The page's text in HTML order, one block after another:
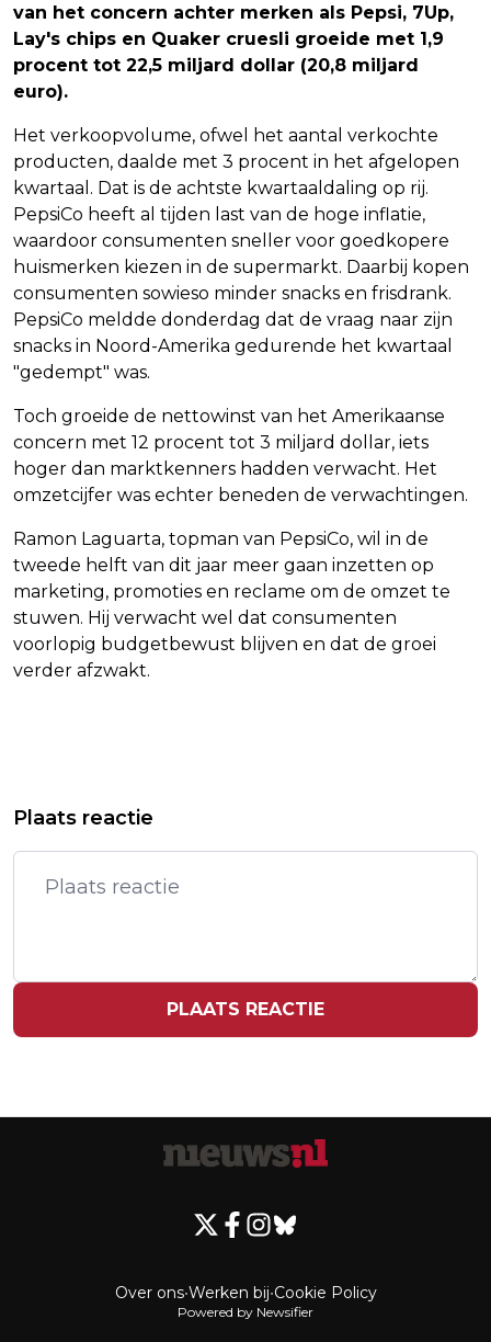
van het concern achter merken als Pepsi, 7Up,
Lay's chips en Quaker cruesli groeide met 1,9
procent tot 22,5 miljard dollar (20,8 miljard
euro).
Het verkoopvolume, ofwel het aantal verkochte
producten, daalde met 3 procent in het afgelopen
kwartaal. Dat is de achtste kwartaaldaling op rij.
PepsiCo heeft al tijden last van de hoge inflatie,
waardoor consumenten sneller voor goedkopere
huismerken kiezen in de supermarkt. Daarbij kopen
consumenten sowieso minder snacks en frisdrank.
PepsiCo meldde donderdag dat de vraag naar zijn
snacks in Noord-Amerika gedurende het kwartaal
"gedempt" was.
Toch groeide de nettowinst van het Amerikaanse
concern met 12 procent tot 3 miljard dollar, iets
hoger dan marktkenners hadden verwacht. Het
omzetcijfer was echter beneden de verwachtingen.
Ramon Laguarta, topman van PepsiCo, wil in de
tweede helft van dit jaar meer gaan inzetten op
marketing, promoties en reclame om de omzet te
stuwen. Hij verwacht wel dat consumenten
voorlopig budgetbewust blijven en dat de groei
verder afzwakt.
TOTALENERGIES IN TOUR
SPRINTER JAKOBSEN STAPT AF IN
TOUR DE FRANCE
Plaats reactie
PLAATS REACTIE
Over ons•Werken bij•Cookie Policy
Powered by Newsifier